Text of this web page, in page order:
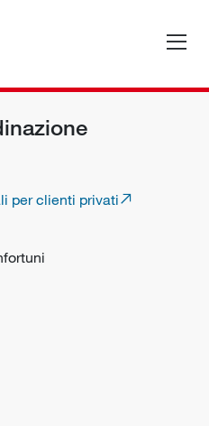
per clienti privati